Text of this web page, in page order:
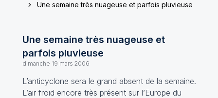
Une semaine très nuageuse et parfois pluvieuse
Une semaine très nuageuse et
parfois pluvieuse
dimanche 19 mars 2006
L’anticyclone sera le grand absent de la semaine.
L’air froid encore très présent sur l’Europe du